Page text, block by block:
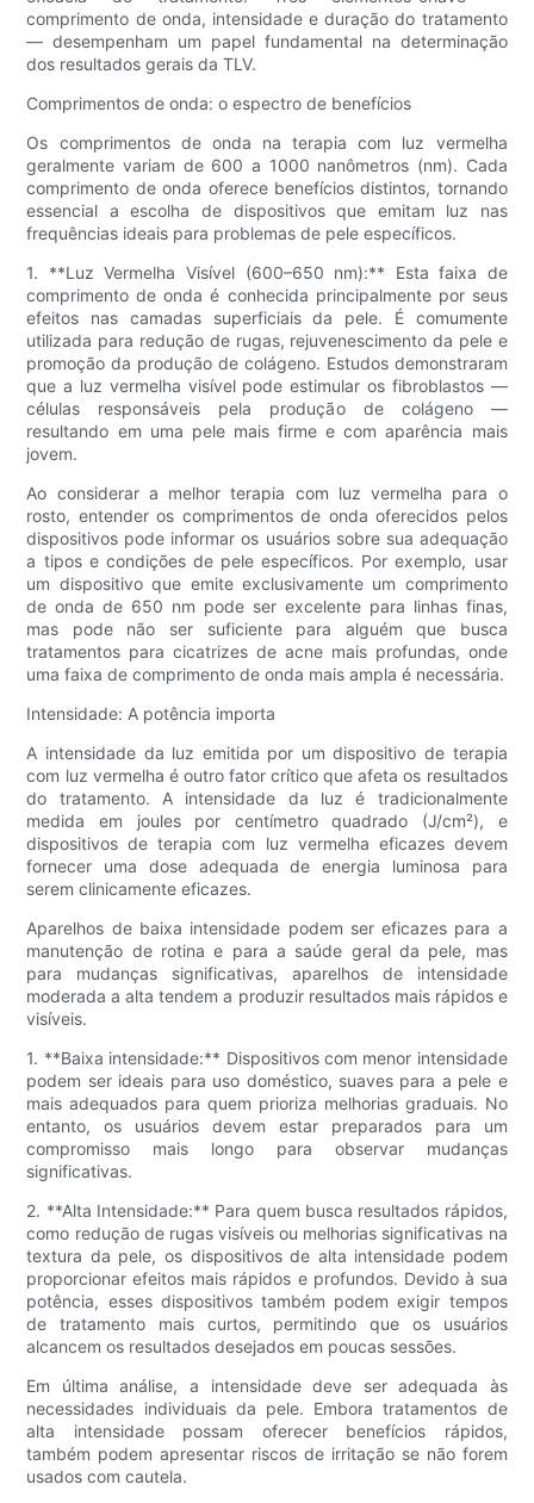
comprimento de onda, intensidade e duração do tratamento
— desempenham um papel fundamental na determinação
dos resultados gerais da TLV.
Comprimentos de onda: o espectro de benefícios
Os comprimentos de onda na terapia com luz vermelha
geralmente variam de 600 a 1000 nanômetros (nm). Cada
comprimento de onda oferece benefícios distintos, tornando
essencial a escolha de dispositivos que emitam luz nas
frequências ideais para problemas de pele específicos.
1. **Luz Vermelha Visível (600–650 nm):** Esta faixa de
comprimento de onda é conhecida principalmente por seus
efeitos nas camadas superficiais da pele. É comumente
utilizada para redução de rugas, rejuvenescimento da pele e
promoção da produção de colágeno. Estudos demonstraram
que a luz vermelha visível pode estimular os fibroblastos —
células responsáveis ​​pela produção de colágeno —
resultando em uma pele mais firme e com aparência mais
jovem.
Ao considerar a melhor terapia com luz vermelha para o
rosto, entender os comprimentos de onda oferecidos pelos
dispositivos pode informar os usuários sobre sua adequação
a tipos e condições de pele específicos. Por exemplo, usar
um dispositivo que emite exclusivamente um comprimento
de onda de 650 nm pode ser excelente para linhas finas,
mas pode não ser suficiente para alguém que busca
tratamentos para cicatrizes de acne mais profundas, onde
uma faixa de comprimento de onda mais ampla é necessária.
Intensidade: A potência importa
A intensidade da luz emitida por um dispositivo de terapia
com luz vermelha é outro fator crítico que afeta os resultados
do tratamento. A intensidade da luz é tradicionalmente
medida em joules por centímetro quadrado (J/cm²), e
dispositivos de terapia com luz vermelha eficazes devem
fornecer uma dose adequada de energia luminosa para
serem clinicamente eficazes.
Aparelhos de baixa intensidade podem ser eficazes para a
manutenção de rotina e para a saúde geral da pele, mas
para mudanças significativas, aparelhos de intensidade
moderada a alta tendem a produzir resultados mais rápidos e
visíveis.
1. **Baixa intensidade:** Dispositivos com menor intensidade
podem ser ideais para uso doméstico, suaves para a pele e
mais adequados para quem prioriza melhorias graduais. No
entanto, os usuários devem estar preparados para um
compromisso mais longo para observar mudanças
significativas.
2. **Alta Intensidade:** Para quem busca resultados rápidos,
como redução de rugas visíveis ou melhorias significativas na
textura da pele, os dispositivos de alta intensidade podem
proporcionar efeitos mais rápidos e profundos. Devido à sua
potência, esses dispositivos também podem exigir tempos
de tratamento mais curtos, permitindo que os usuários
alcancem os resultados desejados em poucas sessões.
Em última análise, a intensidade deve ser adequada às
necessidades individuais da pele. Embora tratamentos de
alta intensidade possam oferecer benefícios rápidos,
também podem apresentar riscos de irritação se não forem
usados ​​com cautela.